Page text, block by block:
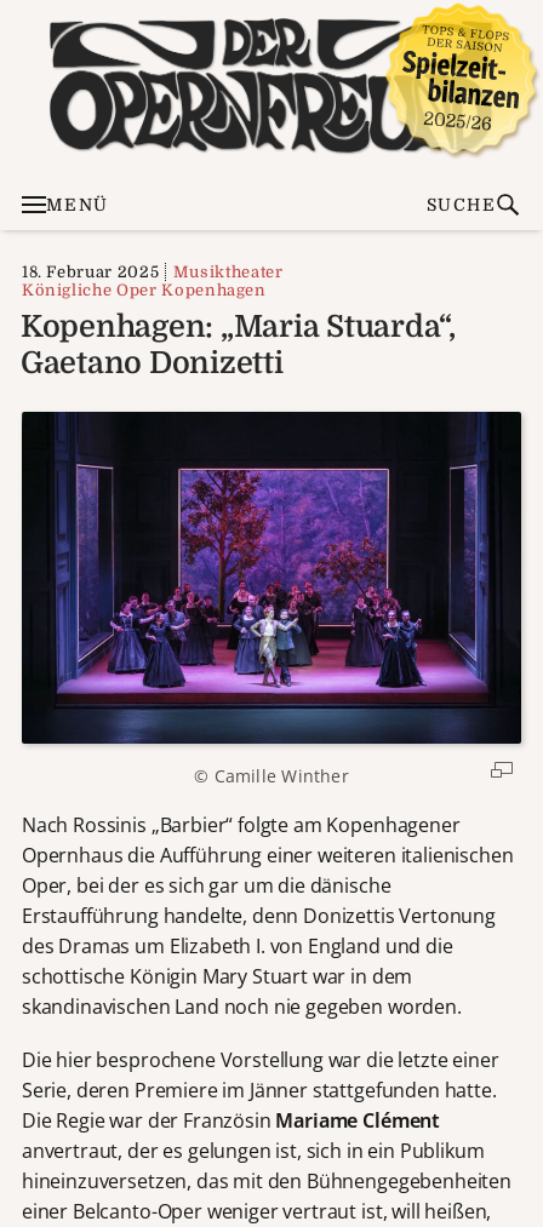
MENÜ SUCHE
18. Februar 2025
Musiktheater
Königliche Oper Kopenhagen
Kopenhagen: „Maria Stuarda“,
Gaetano Donizetti
© Camille Winther
Nach Rossinis „Barbier“ folgte am Kopenhagener
Opernhaus die Aufführung einer weiteren italienischen
Oper, bei der es sich gar um die dänische
Erstaufführung handelte, denn Donizettis Vertonung
des Dramas um Elizabeth I. von England und die
schottische Königin Mary Stuart war in dem
skandinavischen Land noch nie gegeben worden.
Die hier besprochene Vorstellung war die letzte einer
Serie, deren Premiere im Jänner stattgefunden hatte.
Die Regie war der Französin Mariame Clément
anvertraut, der es gelungen ist, sich in ein Publikum
hineinzuversetzen, das mit den Bühnengegebenheiten
einer Belcanto-Oper weniger vertraut ist, will heißen,